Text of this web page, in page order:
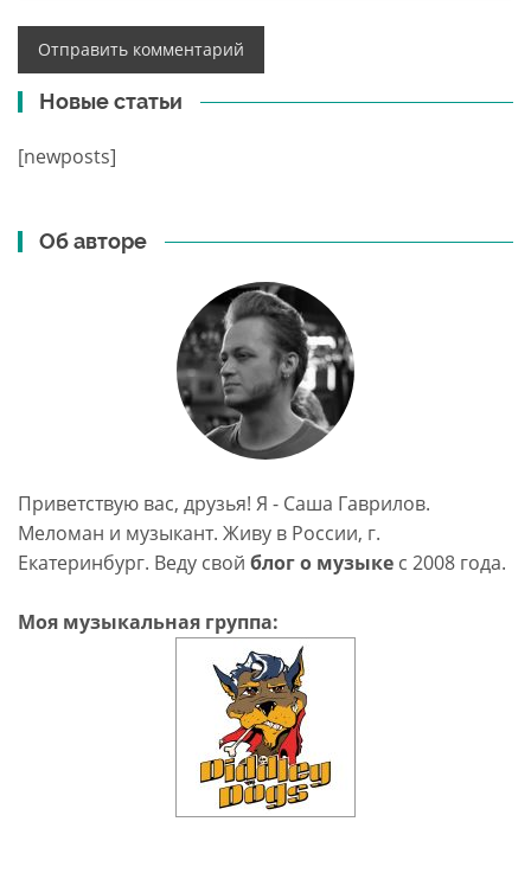
Новые статьи
[newposts]
Об авторе
Приветствую вас, друзья! Я - Саша Гаврилов.
Меломан и музыкант. Живу в России, г.
Екатеринбург. Веду свой блог о музыке c 2008 года.
Моя музыкальная группа: